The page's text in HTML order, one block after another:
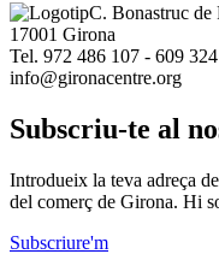
Imagen
C. Bonastruc
17001 Girona
Tel. 972 486 107 - 609
info@gironacentre.org
Subscriu-te al
Introdueix la teva adreça
del comerç de Girona. Hi
Subscriure'm